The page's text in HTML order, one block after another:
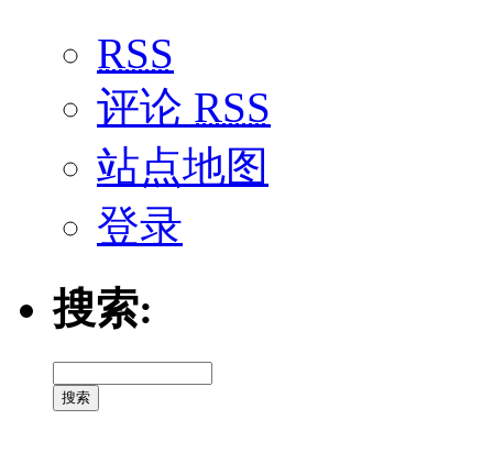
RSS
评论 RSS
站点地图
登录
搜索: